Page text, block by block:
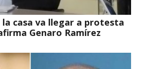
la casa va llegar a protesta
Genaro Ramírez